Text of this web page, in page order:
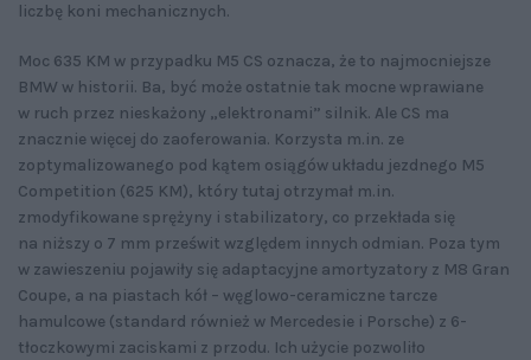
liczbę koni mechanicznych.
Moc 635 KM w przypadku M5 CS oznacza, że to najmocniejsze
BMW w historii. Ba, być może ostatnie tak mocne wprawiane
w ruch przez nieskażony „elektronami” silnik. Ale CS ma
znacznie więcej do zaoferowania. Korzysta m.in. ze
zoptymalizowanego pod kątem osiągów układu jezdnego M5
Competition (625 KM), który tutaj otrzymał m.in.
zmodyfikowane sprężyny i stabilizatory, co przekłada się
na niższy o 7 mm prześwit względem innych odmian. Poza tym
w zawieszeniu pojawiły się adaptacyjne amortyzatory z M8 Gran
Coupe, a na piastach kół – węglowo-ceramiczne tarcze
hamulcowe (standard również w Mercedesie i Porsche) z 6-
tłoczkowymi zaciskami z przodu. Ich użycie pozwoliło